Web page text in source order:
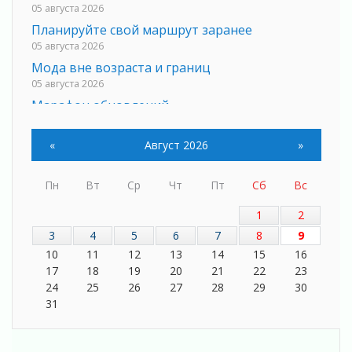
05 августа 2026
Планируйте свой маршрут заранее
05 августа 2026
Мода вне возраста и границ
05 августа 2026
Марафон обновлений
Добровольцы огненного фронта
05 августа 2026
С заботой о здоровье
05 августа 2026
Пульс региона
05 августа 2026
«Результат командный, заслуга каждого
ведомства и муниципалитета»
« Август 2026 »
Пн Вт Ср Чт Пт Сб
Вс
1
2
3
4 5 6 7 8
9
10
11 12 13 14 15
16
17
18 19 20 21 22
23
24
25 26 27 28 29
30
31